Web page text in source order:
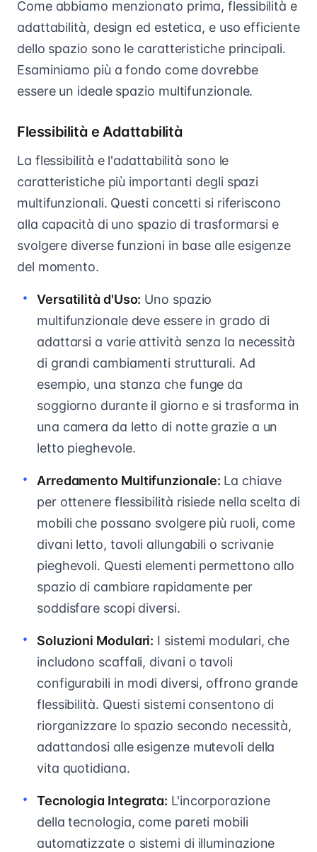
Come abbiamo menzionato prima, flessibilità e
adattabilità, design ed estetica, e uso efficiente
dello spazio sono le caratteristiche principali.
Esaminiamo più a fondo come dovrebbe
essere un ideale spazio multifunzionale.
Flessibilità e Adattabilità
La flessibilità e l'adattabilità sono le
caratteristiche più importanti degli spazi
multifunzionali. Questi concetti si riferiscono
alla capacità di uno spazio di trasformarsi e
svolgere diverse funzioni in base alle esigenze
del momento.
Versatilità d'Uso: Uno spazio
multifunzionale deve essere in grado di
adattarsi a varie attività senza la necessità
di grandi cambiamenti strutturali. Ad
esempio, una stanza che funge da
soggiorno durante il giorno e si trasforma in
una camera da letto di notte grazie a un
letto pieghevole.
Arredamento Multifunzionale: La chiave
per ottenere flessibilità risiede nella scelta di
mobili che possano svolgere più ruoli, come
divani letto, tavoli allungabili o scrivanie
pieghevoli. Questi elementi permettono allo
spazio di cambiare rapidamente per
soddisfare scopi diversi.
Soluzioni Modulari: I sistemi modulari, che
includono scaffali, divani o tavoli
configurabili in modi diversi, offrono grande
flessibilità. Questi sistemi consentono di
riorganizzare lo spazio secondo necessità,
adattandosi alle esigenze mutevoli della
vita quotidiana.
Tecnologia Integrata: L'incorporazione
della tecnologia, come pareti mobili
automatizzate o sistemi di illuminazione